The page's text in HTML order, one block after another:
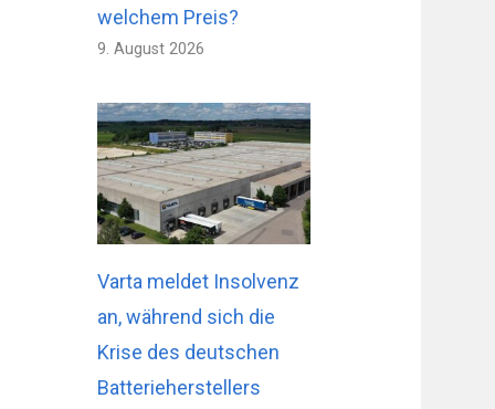
welchem ​​Preis?
9. August 2026
Varta meldet Insolvenz
an, während sich die
Krise des deutschen
Batterieherstellers